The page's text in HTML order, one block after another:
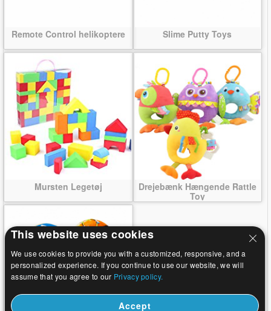
Remote Control helikoptere Slime Putty Toys
Mursten Legetøj
Drejebænk Hængende Rattle
Toy
This website uses cookies
We use cookies to provide you with a customized, responsive, and a
personalized experience. If you continue to use our website, we will
assume that you agree to our Privacy policy.
Accept